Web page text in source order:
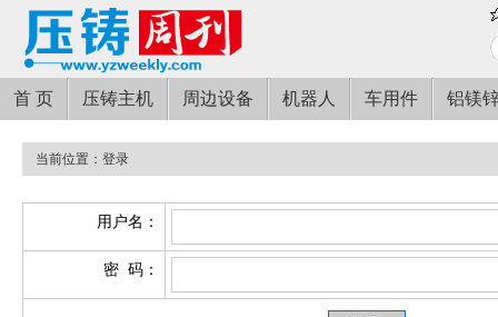
首 页 压铸主机 周边设备 机器人 车用件 铝镁
当前位置：登录
用户名：
密 码：